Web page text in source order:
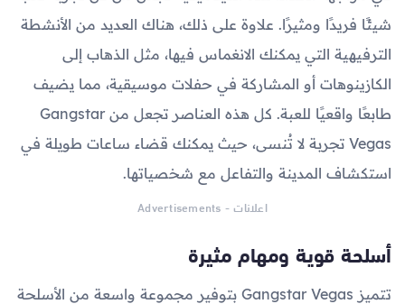
شيئًا فريدًا ومثيرًا. علاوة على ذلك، هناك العديد من الأنشطة
الترفيهية التي يمكنك الانغماس فيها، مثل الذهاب إلى
الكازينوهات أو المشاركة في حفلات موسيقية، مما يضيف
طابعًا واقعيًا للعبة. كل هذه العناصر تجعل من Gangstar
Vegas تجربة لا تُنسى، حيث يمكنك قضاء ساعات طويلة في
استكشاف المدينة والتفاعل مع شخصياتها.
اعلانات - Advertisements
أسلحة قوية ومهام مثيرة
تتميز Gangstar Vegas بتوفير مجموعة واسعة من الأسلحة